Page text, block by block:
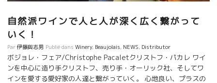
自然派ワインで人と人が深く広く繋がって
いく！
Par伊藤與志男 Publié dans Winery, Beaujolais, NEWS, Distributor
ボジョレ・フェア/Christophe Pacaletクリストフ・パカレ ワイ
ンを中心に造り手クリストフ、売り手・オーリック社、そしてワ
インを愛する愛好家の人達と繋がっていく。 心地良い、プラスの